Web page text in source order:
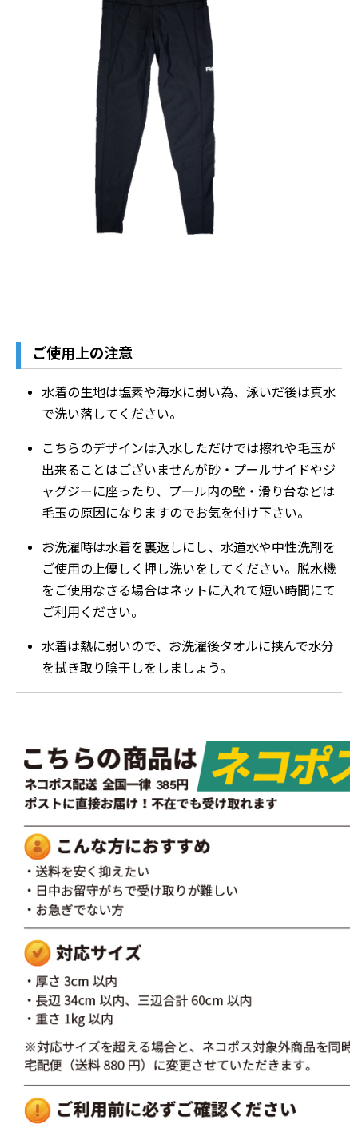
ご使用上の注意
水着の生地は塩素や海水に弱い為、泳いだ後は真水
で洗い落してください。
こちらのデザインは入水しただけでは擦れや毛玉が
出来ることはございませんが砂・プールサイドやジ
ャグジーに座ったり、プール内の壁・滑り台などは
毛玉の原因になりますのでお気を付け下さい。
お洗濯時は水着を裏返しにし、水道水や中性洗剤を
ご使用の上優しく押し洗いをしてください。脱水機
をご使用なさる場合はネットに入れて短い時間にて
ご利用ください。
水着は熱に弱いので、お洗濯後タオルに挟んで水分
を拭き取り陰干しをしましょう。